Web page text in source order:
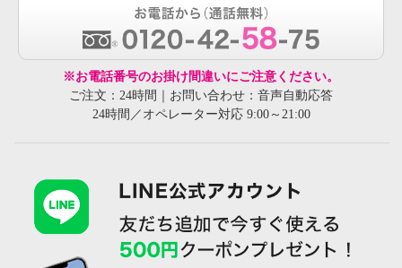
※お電話番号のお掛け間違いにご注意ください。
ご注文：24時間｜お問い合わせ：音声自動応答
24時間／オペレーター対応 9:00～21:00